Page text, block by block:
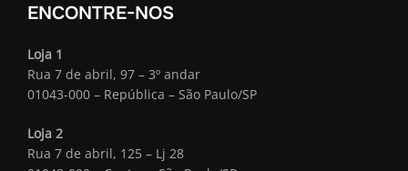
ENCONTRE-NOS
Loja 1
Rua 7 de abril, 97 – 3º andar
01043-000 – República – São Paulo/SP
Loja 2
Rua 7 de abril, 125 – Lj 28